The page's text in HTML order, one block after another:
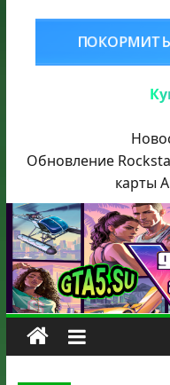
(ДОНАТ)
Обновление
карты